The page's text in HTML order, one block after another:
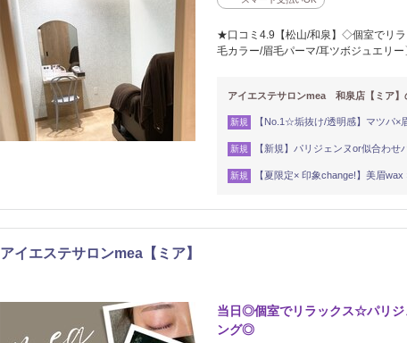
★口コミ4.9【松山/和泉】◇個室でリ
毛カラー/眉毛パーマ/耳ツボジュエリ
アイエステサロンmea 和泉店【ミア】
新規 【No.1☆垢抜け/透明感】マツパ
新規 【新規】パリジェンヌor似合わ
新規 【夏限定× 印象change!】美眉
アイエステサロンmea【ミア】
当日◎個室でリラックス☆パリジ
ング◎